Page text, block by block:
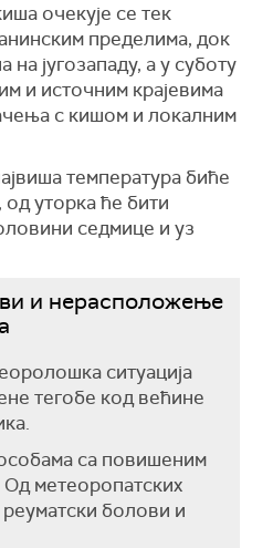
очекује се тек
пределима, док
на југозападу, а у суботу
и источним крајевима
с кишом и локалним
температура биће
уторка ће бити
седмице и уз
и нерасположење
ситуација
тегобе код већине
са повишеним
метеоропатских
реуматски болови и